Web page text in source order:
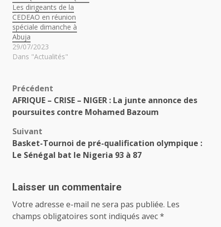
Les dirigeants de la
CEDEAO en réunion
spéciale dimanche à
Abuja
29/07/2023
Dans "Actualités"
Navigation
d’article
Précédent
AFRIQUE – CRISE – NIGER : La junte annonce des
poursuites contre Mohamed Bazoum
Suivant
Basket-Tournoi de pré-qualification olympique :
Le Sénégal bat le Nigeria 93 à 87
Laisser un commentaire
Votre adresse e-mail ne sera pas publiée. Les
champs obligatoires sont indiqués avec*